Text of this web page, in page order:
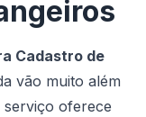
Cadastro de
vão muito além
serviço oferece